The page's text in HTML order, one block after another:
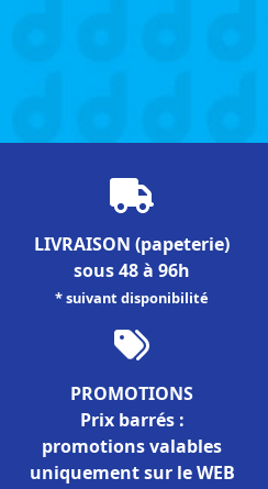
LIVRAISON (papeterie)
sous 48 à 96h
* suivant disponibilité
PROMOTIONS
Prix barrés :
promotions valables
uniquement sur le WEB